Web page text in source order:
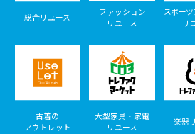
総合リユース
ファッション
リユース
スポー
リ
古着の
アウトレット
大型家具・家電
リユース
楽器